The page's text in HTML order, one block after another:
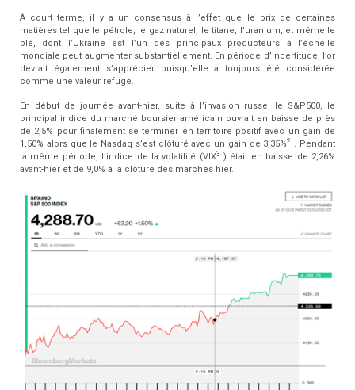
À court terme, il y a un consensus à l’effet que le prix de certaines
matières tel que le pétrole, le gaz naturel, le titane, l’uranium, et même le
blé, dont l’Ukraine est l’un des principaux producteurs à l’échelle
mondiale peut augmenter substantiellement. En période d’incertitude, l’or
devrait également s’apprécier puisqu’elle a toujours été considérée
comme une valeur refuge.
En début de journée avant-hier, suite à l’invasion russe, le S&P500, le
principal indice du marché boursier américain ouvrait en baisse de près
de 2,5% pour finalement se terminer en territoire positif avec un gain de
1,50% alors que le Nasdaq s’est clôturé avec un gain de 3,35%2 . Pendant
la même période, l’indice de la volatilité (VIX3 ) était en baisse de 2,26%
avant-hier et de 9,0% à la clôture des marchés hier.